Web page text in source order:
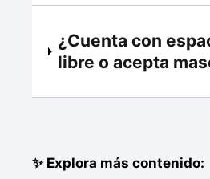
¿Cuenta con
libre o acepta
✨ Explora más contenido: